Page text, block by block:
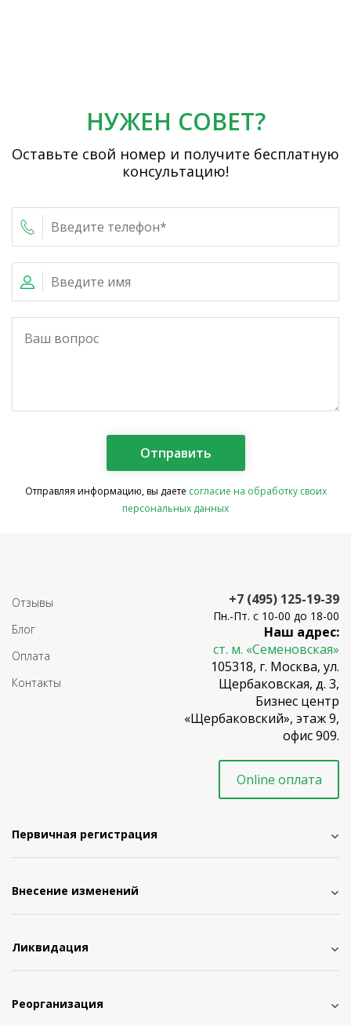
НУЖЕН СОВЕТ?
Оставьте свой номер и получите бесплатную
консультацию!
Отправляя информацию, вы даете согласие на обработку своих
персональных данных
Отзывы
Блог
Оплата
Контакты
+7 (495) 125-19-39
Пн.-Пт. с 10-00 до 18-00
Наш адрес:
ст. м. «Семеновская»
105318, г. Москва, ул.
Щербаковская, д. 3,
Бизнес центр
«Щербаковский», этаж 9,
офис 909.
Online оплата
Первичная регистрация
Внесение изменений
Ликвидация
Реорганизация